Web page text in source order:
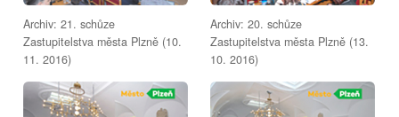
Archiv: 21. schůze
Zastupitelstva města Plzně (10.
11. 2016)
Archiv: 20. schůze
Zastupitelstva města Plzně (13.
10. 2016)